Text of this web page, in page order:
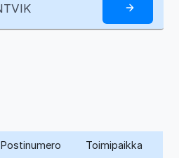
Postinumero Toimipaikka